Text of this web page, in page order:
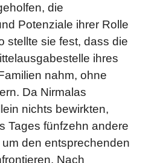
die
Potenziale ihrer Rolle
stellte sie fest, dass die
ihres
nahm, ohne
Da Nirmalas
nichts bewirkten,
Tages fünfzehn andere
den entsprechenden
Nach